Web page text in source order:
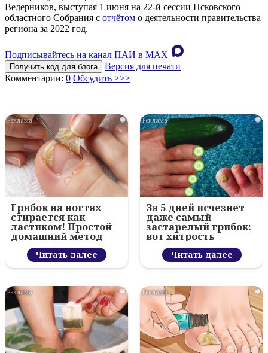
Ведерников, выступая 1 июня на 22-й сессии Псковского
областного Собрания с отчётом о деятельности правительства
региона за 2022 год.
Подписывайтесь на канал ПАИ в MAХ
Получить код для блога
Версия для печати
Комментарии: 0 Обсудить >>>
i
Грибок на ногтях
стирается как
ластиком! Простой
домашний метод
Читать далее
i
За 5 дней исчезнет
даже самый
застарелый грибок:
вот хитрость
Читать далее
i i